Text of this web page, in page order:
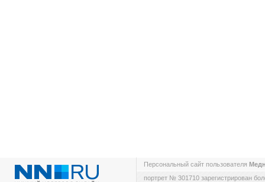
Персональный сайт пользователя
портрет № 301710 зарегистрирован